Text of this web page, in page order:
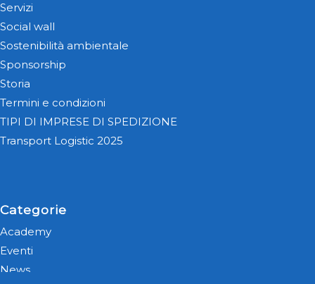
Servizi
Social wall
Sostenibilità ambientale
Sponsorship
Storia
Termini e condizioni
TIPI DI IMPRESE DI SPEDIZIONE
Transport Logistic 2025
Categorie
Academy
Eventi
News